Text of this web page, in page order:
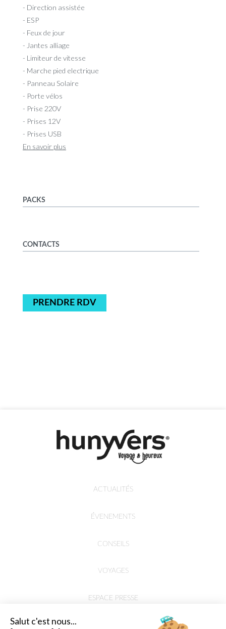
- Direction assistée
- ESP
- Feux de jour
- Jantes alliage
- Limiteur de vitesse
- Marche pied electrique
- Panneau Solaire
- Porte vélos
- Prise 220V
- Prises 12V
- Prises USB
En savoir plus
PACKS
CONTACTS
PRENDRE RDV
ACTUALITÉS
ÉVENEMENTS
CONSEILS
VOYAGES
ESPACE PRESSE
Salut c'est nous...